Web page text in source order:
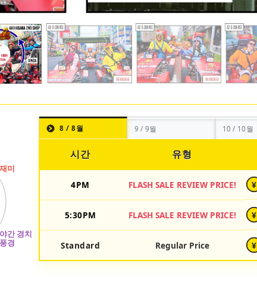
8 / 8월 9 / 9월 10 / 10월
시간 유형
4PM FLASH SALE REVIEW PRICE! ¥
5:30PM FLASH SALE REVIEW PRICE! ¥
Standard Regular Price ¥